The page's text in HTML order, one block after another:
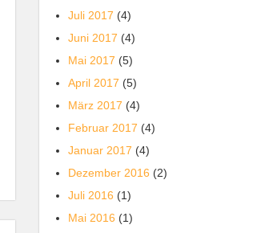
Juli 2017 (4)
Juni 2017 (4)
Mai 2017 (5)
April 2017 (5)
März 2017 (4)
Februar 2017 (4)
Januar 2017 (4)
Dezember 2016 (2)
Juli 2016 (1)
Mai 2016 (1)